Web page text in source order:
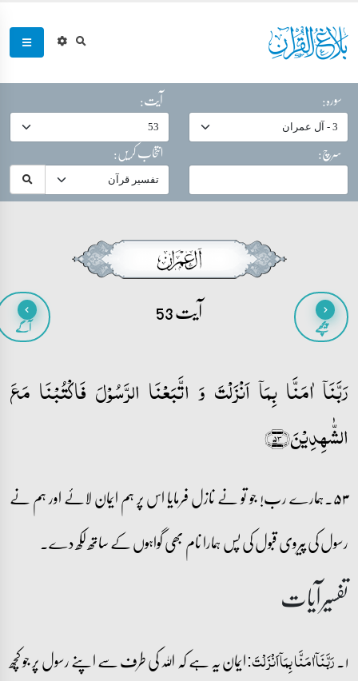
سورہ:
آیت:
سرچ:
انتخاب کریں:
پیچھے آیت 53 آگے
رَبَّنَاۤ اٰمَنَّا بِمَاۤ اَنۡزَلۡتَ وَ اتَّبَعۡنَا الرَّسُوۡلَ فَاکۡتُبۡنَا مَعَ
الشّٰہِدِیۡنَ﴿۵۳﴾
۵۳۔ہمارے رب! جو تو نے نازل فرمایا اس پر ہم ایمان لائے اور ہم نے
رسول کی پیروی قبول کی پس ہمارا نام بھی گواہوں کے ساتھ لکھ دے۔
تفسیرآیات
۱۔ رَبَّنَاۤ اٰمَنَّا بِمَاۤ اَنۡزَلۡتَ:ایمان یہ ہے کہ اللہ کی طرف سے اپنے رسول پر جو کچھ